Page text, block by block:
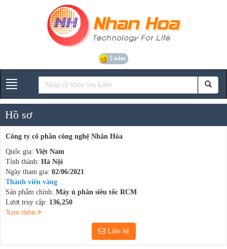
5 năm
Gian hàng
Hồ sơ
Công ty cổ phần công nghệ Nhân Hòa
Quốc gia: Việt Nam
Tỉnh thành: Hà Nội
Ngày tham gia: 02/06/2021
Thành viên vàng
Sản phẩm chính: Máy ủ phân siêu tốc RCM
Lượt truy cập: 136,250
Xem thêm
Liên hệ